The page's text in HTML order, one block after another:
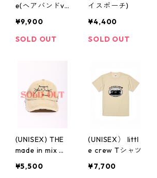
e(ヘアバンドve
¥9,900
SOLD OUT
イスポーチ)
¥4,400
SOLD OUT
(UNISEX) THE
made in mix ダ
¥5,500
(UNISEX） littl
e crew Tシャツ
¥7,700